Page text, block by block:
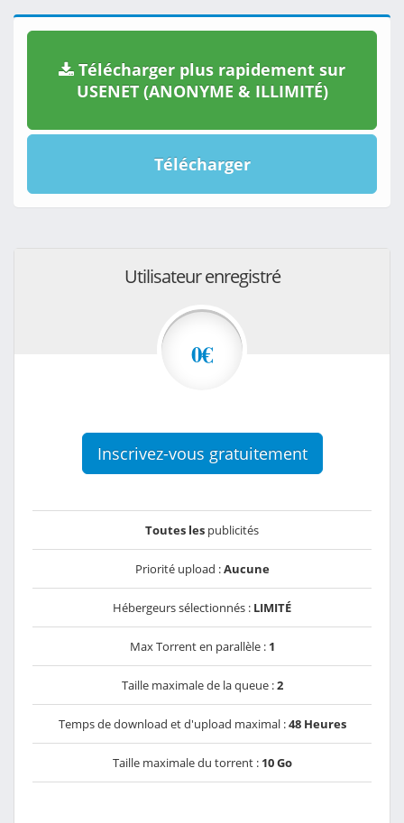
Télécharger plus rapidement sur
USENET (ANONYME & ILLIMITÉ)
Télécharger
Utilisateur enregistré
0€
Inscrivez-vous gratuitement
Toutes les publicités
Priorité upload :Aucune
Hébergeurs sélectionnés : LIMITÉ
Max Torrent en parallèle : 1
Taille maximale de la queue :2
Temps de download et d'upload maximal :48 Heures
Taille maximale du torrent : 10 Go